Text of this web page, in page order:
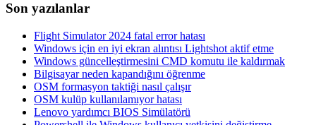
Son yazılanlar
Flight Simulator 2024 fatal error hatası
Windows için en iyi ekran alıntısı Lightshot aktif etme
Windows güncelleştirmesini CMD komutu ile kaldırmak
Bilgisayar neden kapandığını öğrenme
OSM formasyon taktiği nasıl çalışır
OSM kulüp kullanılamıyor hatası
Lenovo yardımcı BIOS Simülatörü